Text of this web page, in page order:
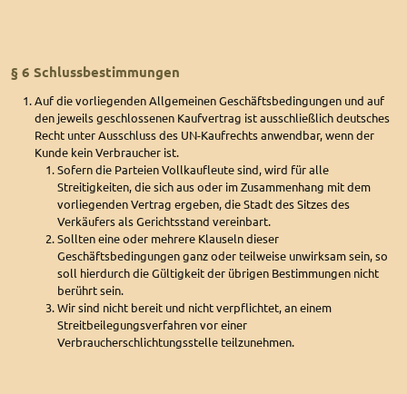
§ 6 Schlussbestimmungen
Auf die vorliegenden Allgemeinen Geschäftsbedingungen und auf
den jeweils geschlossenen Kaufvertrag ist ausschließlich deutsches
Recht unter Ausschluss des UN-Kaufrechts anwendbar, wenn der
Kunde kein Verbraucher ist.
Sofern die Parteien Vollkaufleute sind, wird für alle
Streitigkeiten, die sich aus oder im Zusammenhang mit dem
vorliegenden Vertrag ergeben, die Stadt des Sitzes des
Verkäufers als Gerichtsstand vereinbart.
Sollten eine oder mehrere Klauseln dieser
Geschäftsbedingungen ganz oder teilweise unwirksam sein, so
soll hierdurch die Gültigkeit der übrigen Bestimmungen nicht
berührt sein.
Wir sind nicht bereit und nicht verpflichtet, an einem
Streitbeilegungsverfahren vor einer
Verbraucherschlichtungsstelle teilzunehmen.